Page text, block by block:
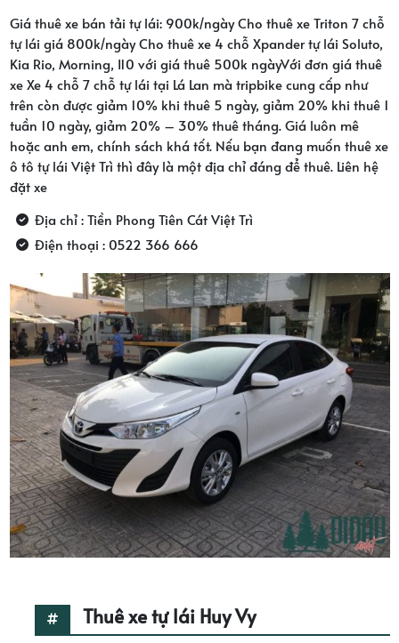
Giá thuê xe bán tải tự lái: 900k/ngày Cho thuê xe Triton 7 chỗ
tự lái giá 800k/ngày Cho thuê xe 4 chỗ Xpander tự lái Soluto,
Kia Rio, Morning, I10 với giá thuê 500k ngàyVới đơn giá thuê
xe Xe 4 chỗ 7 chỗ tự lái tại Lá Lan mà tripbike cung cấp như
trên còn được giảm 10% khi thuê 5 ngày, giảm 20% khi thuê 1
tuần 10 ngày, giảm 20% – 30% thuê tháng. Giá luôn mê
hoặc anh em, chính sách khá tốt. Nếu bạn đang muốn thuê xe
ô tô tự lái Việt Trì thì đây là một địa chỉ đáng để thuê. Liên hệ
đặt xe
Địa chỉ : Tiền Phong Tiên Cát Việt Trì
Điện thoại : 0522 366 666
Thuê xe tự lái Huy Vy